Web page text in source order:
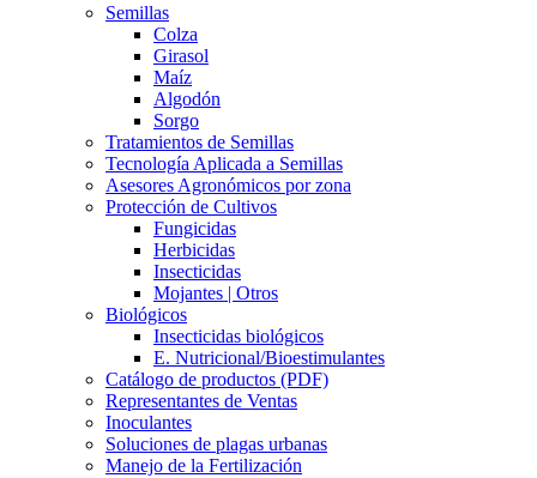
Semillas
Colza
Girasol
Maíz
Algodón
Sorgo
Tratamientos de Semillas
Tecnología Aplicada a Semillas
Asesores Agronómicos por zona
Protección de Cultivos
Fungicidas
Herbicidas
Insecticidas
Mojantes | Otros
Biológicos
Insecticidas biológicos
E. Nutricional/Bioestimulantes
Catálogo de productos (PDF)
Representantes de Ventas
Inoculantes
Soluciones de plagas urbanas
Manejo de la Fertilización